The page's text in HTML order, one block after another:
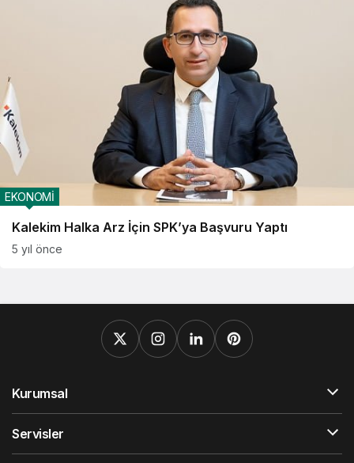
Kalekim Halka Arz İçin SPK’ya Başvuru Yaptı
EKONOMİ
5 yıl önce
Kurumsal
Servisler